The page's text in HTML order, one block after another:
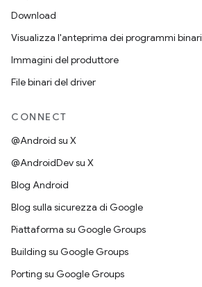
Download
Visualizza l'anteprima dei programmi binari
Immagini del produttore
File binari del driver
CONNECT
@Android su X
@AndroidDev su X
Blog Android
Blog sulla sicurezza di Google
Piattaforma su Google Groups
Building su Google Groups
Porting su Google Groups